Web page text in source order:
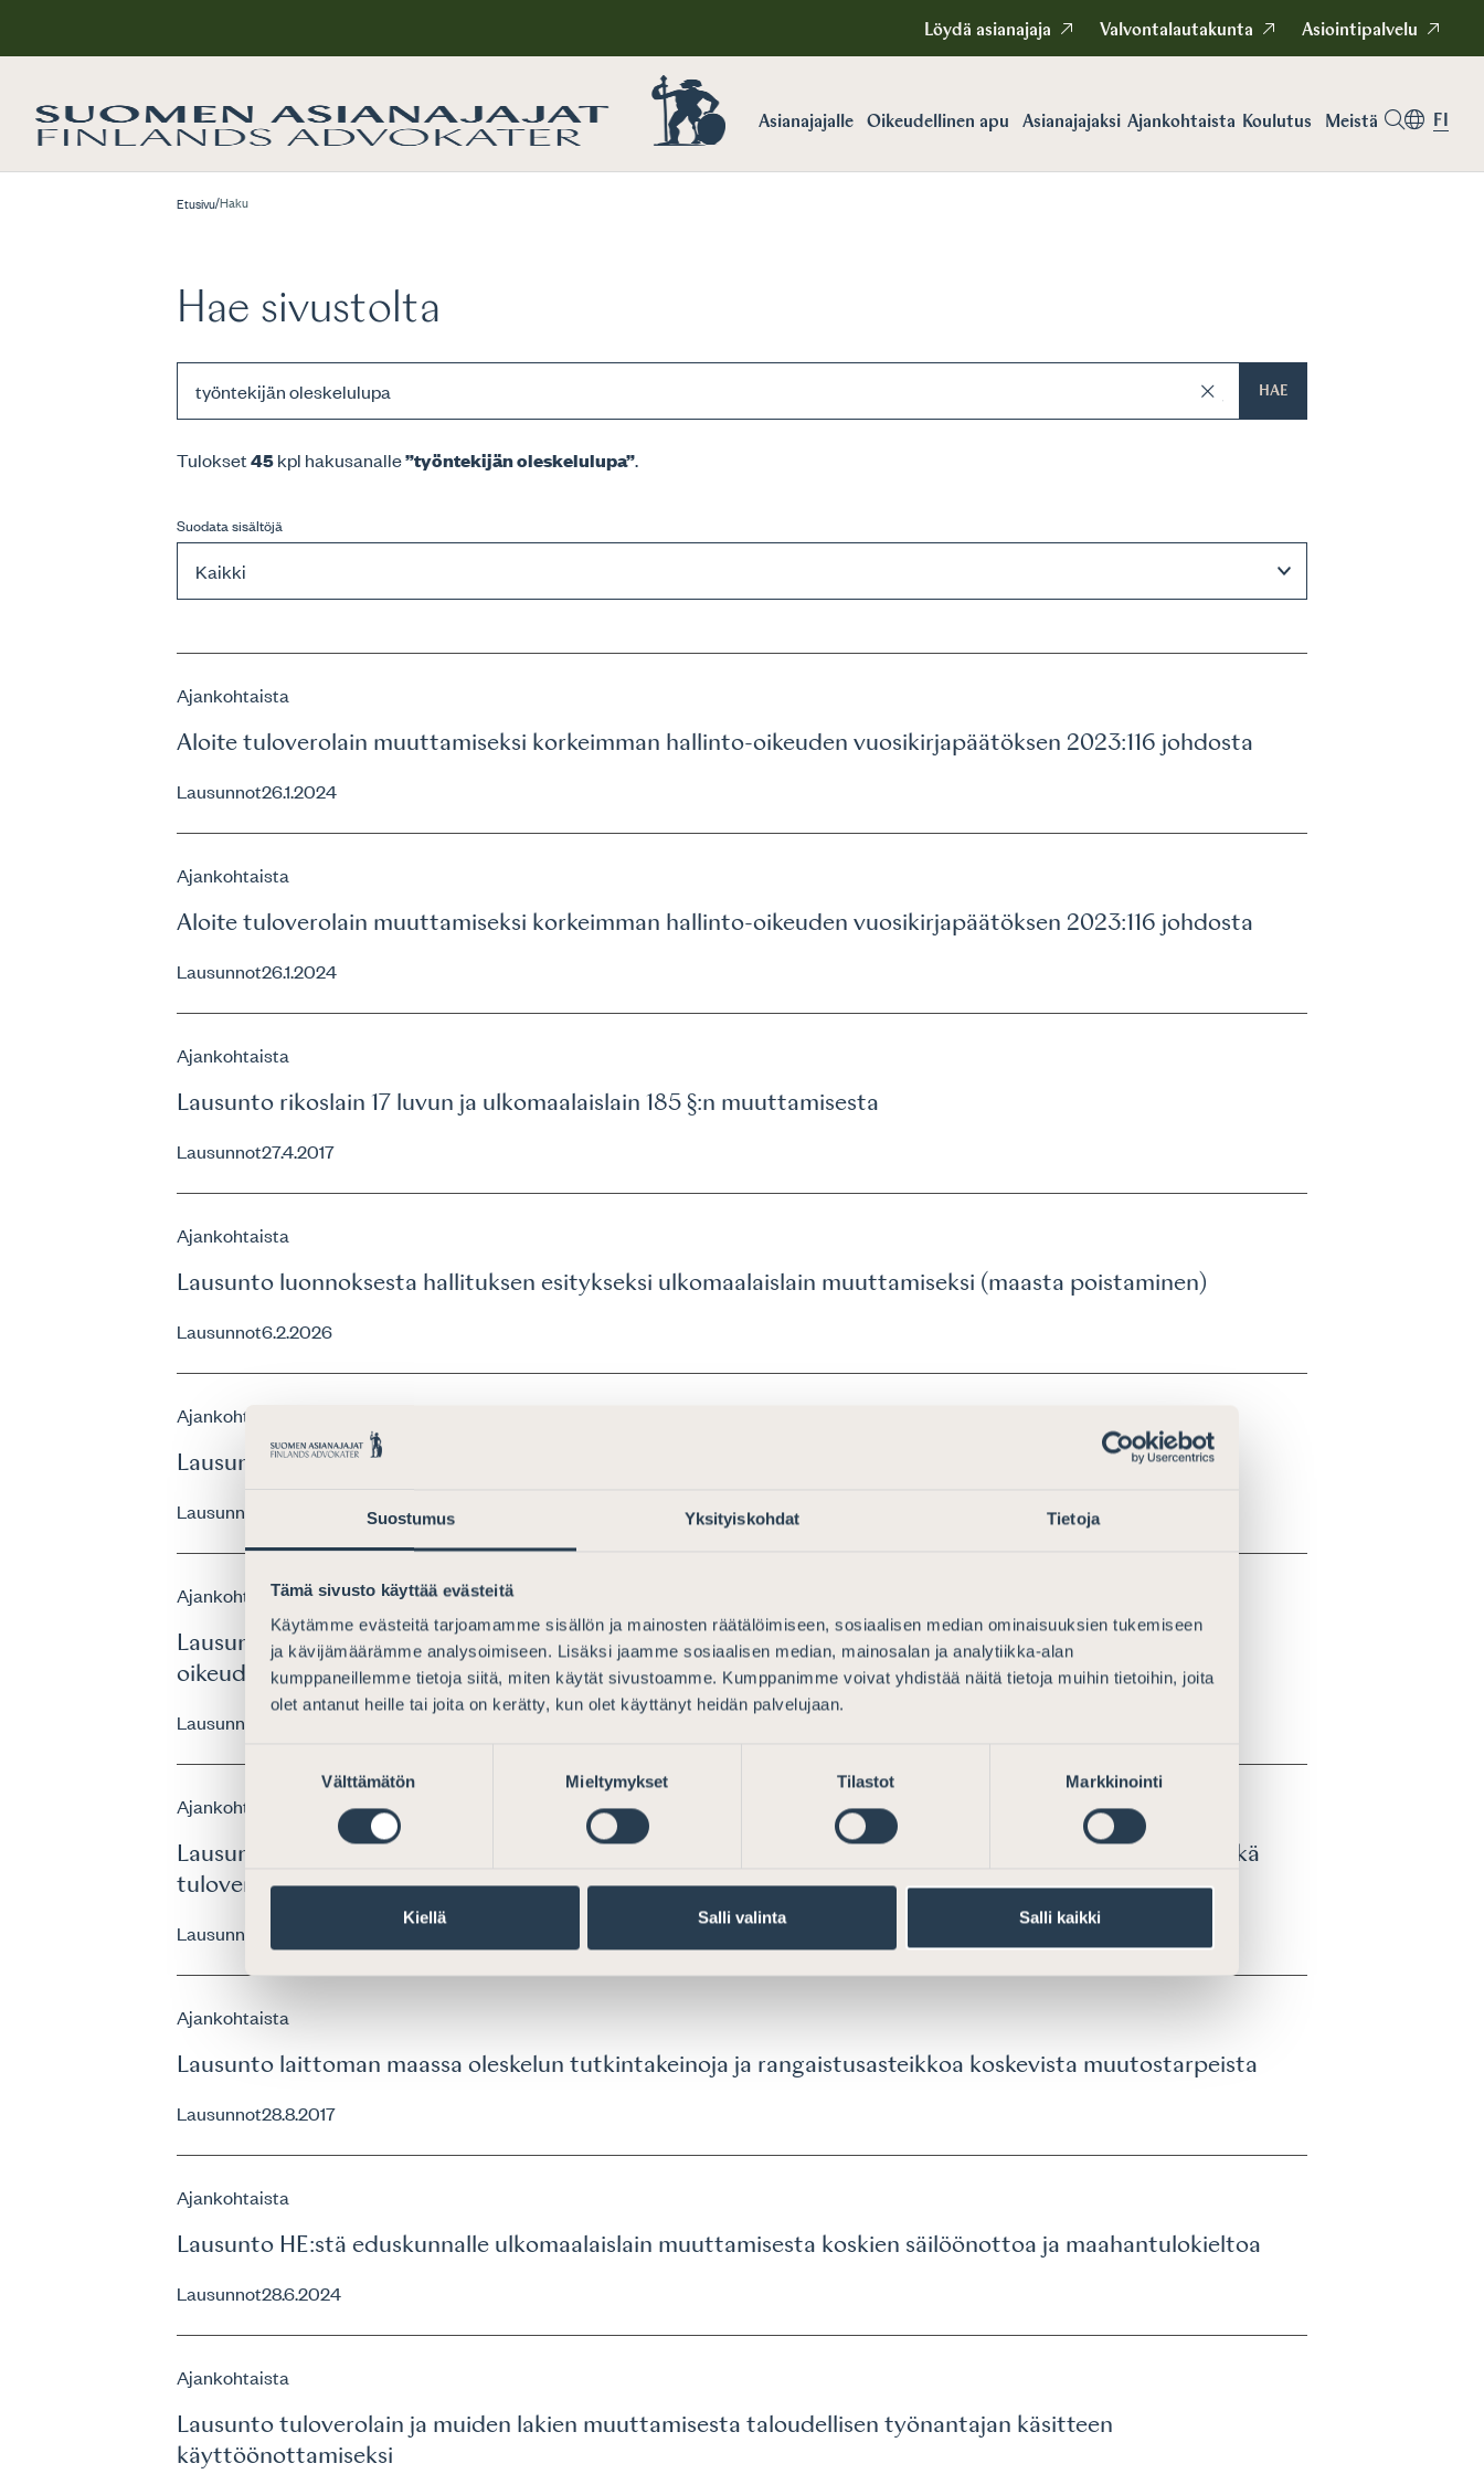
Suostumus Yksityiskohdat Tietoja
Tämä sivusto käyttää evästeitä
Käytämme evästeitä tarjoamamme sisällön ja mainosten räätälöimiseen, sosiaalisen median ominaisuuksien tukemiseen
ja kävijämäärämme analysoimiseen. Lisäksi jaamme sosiaalisen median, mainosalan ja analytiikka-alan
kumppaneillemme tietoja siitä, miten käytät sivustoamme. Kumppanimme voivat yhdistää näitä tietoja muihin tietoihin, joita
olet antanut heille tai joita on kerätty, kun olet käyttänyt heidän palvelujaan.
Välttämätön Mieltymykset Tilastot Markkinointi
Kiellä Salli valinta Salli kaikki
Löydä asianajaja Valvontalautakunta Asiointipalvelu
Asianajajalle Oikeudellinen apu Asianajajaksi Ajankohtaista Koulutus Meistä FI
Etusivu/Haku
Hae sivustolta
HAE
Tulokset45kpl hakusanalle”työntekijän oleskelulupa”.
Ajankohtaista
Aloite tuloverolain muuttamiseksi korkeimman hallinto-oikeuden vuosikirjapäätöksen 2023:116 johdosta
Lausunnot26.1.2024
Ajankohtaista
Aloite tuloverolain muuttamiseksi korkeimman hallinto-oikeuden vuosikirjapäätöksen 2023:116 johdosta
Lausunnot26.1.2024
Ajankohtaista
Lausunto rikoslain 17 luvun ja ulkomaalaislain 185 §:n muuttamisesta
Lausunnot27.4.2017
Ajankohtaista
Lausunto luonnoksesta hallituksen esitykseksi ulkomaalaislain muuttamiseksi (maasta poistaminen)
Lausunnot6.2.2026
Ajankohtaista
Lausunto HE:stä laiksi kansalaisuuslain muuttamisesta
Lausunnot
Ajankohtaista
Lausunto Verohallinnon ohjeeksi työnantajan työntekijän puolesta maksamien sakkojen ja
oikeudenkäyntikulujen verotuksesta
Lausunnot
Ajankohtaista
Lausunto luonnoksesta hallituksen esitykseksi eduskunnalle laeiksi vuoden 2026 tuloveroasteikosta sekä
tuloverolain ja verotusmenettelystä annetun lain muuttamisesta
Lausunnot
Ajankohtaista
Lausunto laittoman maassa oleskelun tutkintakeinoja ja rangaistusasteikkoa koskevista muutostarpeista
Lausunnot28.8.2017
Ajankohtaista
Lausunto HE:stä eduskunnalle ulkomaalaislain muuttamisesta koskien säilöönottoa ja maahantulokieltoa
Lausunnot28.6.2024
Ajankohtaista
Lausunto tuloverolain ja muiden lakien muuttamisesta taloudellisen työnantajan käsitteen
käyttöönottamiseksi
Suodata sisältöjä